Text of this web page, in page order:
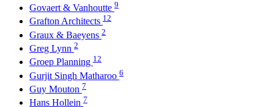
Govaert & Vanhoutte 9
Grafton Architects 12
Graux & Baeyens 2
Greg Lynn 2
Groep Planning 12
Gurjit Singh Matharoo 6
Guy Mouton 7
Hans Hollein 7